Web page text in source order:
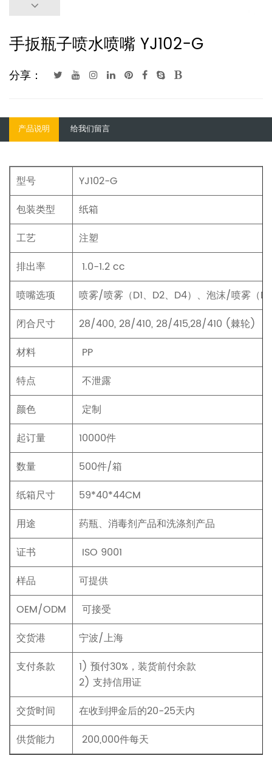
手扳瓶子喷水喷嘴 YJ102-G
分享：
产品说明 给我们留言
型号
YJ102-G
包装类型
纸箱
工艺
注塑
排出率
1.0-1.2 cc
喷嘴选项
喷雾/喷雾（D1、D2、D4）、泡沫/喷雾（
闭合尺寸
28/400, 28/410, 28/415,28/410 (棘轮)
材料
PP
特点
不泄露
颜色
定制
起订量
10000件
数量
500件/箱
纸箱尺寸
59*40*44CM
用途
药瓶、消毒剂产品和洗涤剂产品
证书
ISO 9001
样品
可提供
OEM/ODM
可接受
交货港
宁波/上海
支付条款
1) 预付30%，装货前付余款
2) 支持信用证
交货时间
在收到押金后的20-25天内
供货能力
200,000件每天